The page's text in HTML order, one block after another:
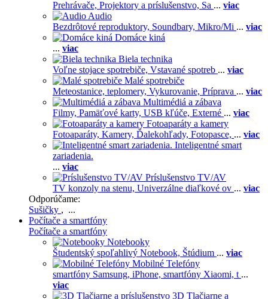
Prehrávače, Projektory a príslušenstvo, Sa ... viac
Audio
Bezdrôtové reproduktory, Soundbary, Mikro/Mi ... viac
Domáce kiná
... viac
Biela technika
Voľne stojace spotrebiče, Vstavané spotreb ... viac
Malé spotrebiče
Meteostanice, teplomery, Vykurovanie, Príprava ... viac
Multimédiá a zábava
Filmy, Pamäťové karty, USB kľúče, Externé ... viac
Fotoaparáty a kamery
Fotoaparáty, Kamery, Ďalekohľady, Fotopasce, ... viac
Inteligentné smart
zariadenia.
... viac
Príslušenstvo TV/AV
TV konzoly na stenu, Univerzálne diaľkové ov ... viac
Odporúčame:
Sušičky , ...
Počítače a smartfóny
Počítače a smartfóny
Notebooky
Študentský spoľahlivý Notebook, Štúdium ... viac
Mobilné Telefóny
smartfóny Samsung, iPhone, smartfóny Xiaomi, t ...
viac
3D Tlačiarne a